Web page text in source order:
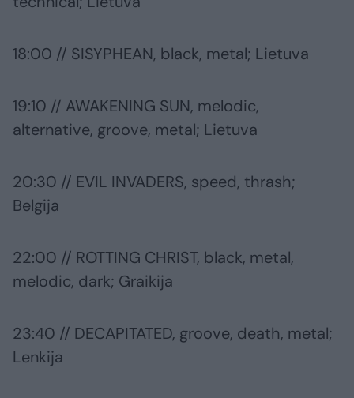
18:00 // SISYPHEAN, black, metal; Lietuva
19:10 // AWAKENING SUN, melodic,
alternative, groove, metal; Lietuva
20:30 // EVIL INVADERS, speed, thrash;
Belgija
22:00 // ROTTING CHRIST, black, metal,
melodic, dark; Graikija
23:40 // DECAPITATED, groove, death, metal;
Lenkija